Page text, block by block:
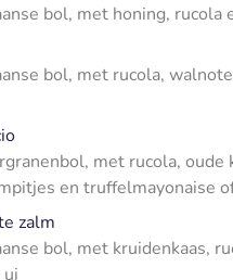
bol, met honing, rucola
bol, met rucola,
met rucola, oude
en truffelmayonaise
zalm
bol, met kruidenkaas,